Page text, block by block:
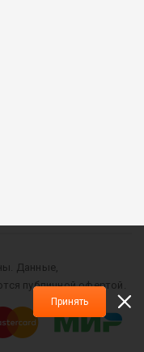
Принять
Данные,
публичной офертой.